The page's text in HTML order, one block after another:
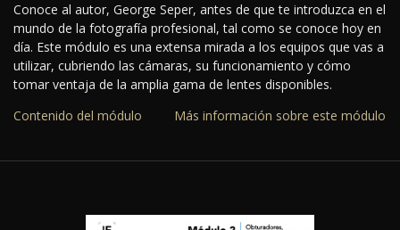
Conoce al autor, George Seper, antes de que te introduzca en el
mundo de la fotografía profesional, tal como se conoce hoy en
día. Este módulo es una extensa mirada a los equipos que vas a
utilizar, cubriendo las cámaras, su funcionamiento y cómo
tomar ventaja de la amplia gama de lentes disponibles.
Contenido del módulo
Más información sobre este módulo